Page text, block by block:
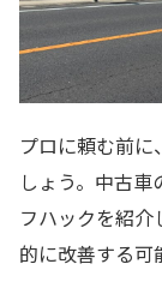
プロに頼む前
しょう。中古
フハックを紹介
的に改善する可